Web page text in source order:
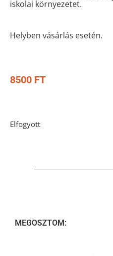
iskolai környezetet.
Helyben vásárlás esetén.
8500 FT
Elfogyott
MEGOSZTOM: